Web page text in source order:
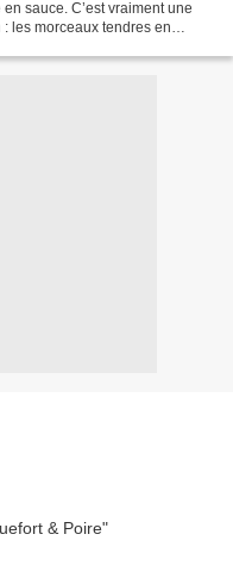
sauce. C’est vraiment une
les morceaux tendres en